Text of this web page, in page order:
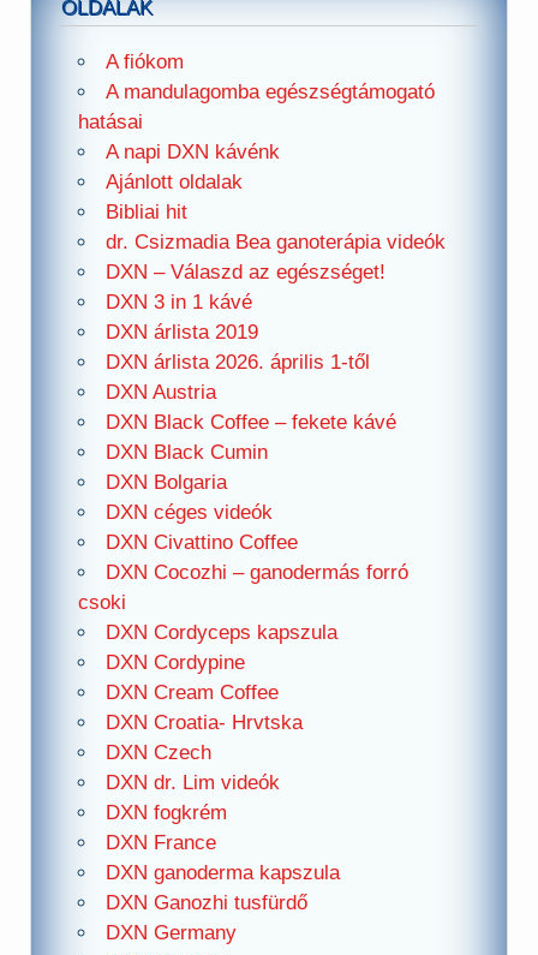
OLDALAK
A fiókom
A mandulagomba egészségtámogató
hatásai
A napi DXN kávénk
Ajánlott oldalak
Bibliai hit
dr. Csizmadia Bea ganoterápia videók
DXN – Válaszd az egészséget!
DXN 3 in 1 kávé
DXN árlista 2019
DXN árlista 2026. április 1-től
DXN Austria
DXN Black Coffee – fekete kávé
DXN Black Cumin
DXN Bolgaria
DXN céges videók
DXN Civattino Coffee
DXN Cocozhi – ganodermás forró
csoki
DXN Cordyceps kapszula
DXN Cordypine
DXN Cream Coffee
DXN Croatia- Hrvtska
DXN Czech
DXN dr. Lim videók
DXN fogkrém
DXN France
DXN ganoderma kapszula
DXN Ganozhi tusfürdő
DXN Germany